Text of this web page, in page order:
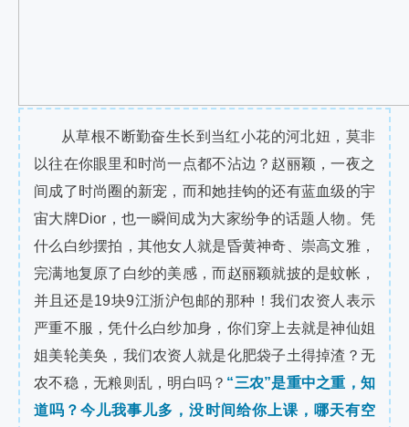
从草根不断勤奋生长到当红小花的河北妞，莫非
以往在你眼里和时尚一点都不沾边？赵丽颖，一夜之
间成了时尚圈的新宠，而和她挂钩的还有蓝血级的宇
宙大牌Dior，也一瞬间成为大家纷争的话题人物。凭
什么白纱摆拍，其他女人就是昏黄神奇、崇高文雅，
完满地复原了白纱的美感，而赵丽颖就披的是蚊帐，
并且还是19块9江浙沪包邮的那种！我们农资人表示
严重不服，凭什么白纱加身，你们穿上去就是神仙姐
姐美轮美奂，我们农资人就是化肥袋子土得掉渣？无
农不稳，无粮则乱，明白吗？ “三农”是重中之重，知
道吗？今儿我事儿多，没时间给你上课，哪天有空